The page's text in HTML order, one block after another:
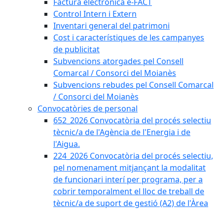
Control Intern i Extern
Inventari general del patrimoni
Cost i característiques de les campanyes
de publicitat
Subvencions atorgades pel Consell
Comarcal / Consorci del Moianès
Subvencions rebudes pel Consell Comarcal
/ Consorci del Moianès
Convocatòries de personal
652_2026 Convocatòria del procés selectiu
tècnic/a de l'Agència de l'Energia i de
l'Aigua.
224_2026 Convocatòria del procés selectiu,
pel nomenament mitjançant la modalitat
de funcionari interí per programa, per a
cobrir temporalment el lloc de treball de
tècnic/a de suport de gestió (A2) de l'Àrea